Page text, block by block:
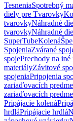
TesneniaSpotrebný
diely pre Tvarovky
tvarovkyNáhradné
tvarovkyNáhradné
SuperTubeKolená
SpojeniaZvárané
spojePrechody na iné
materiályZávitové
spojeniaPripojenia
zariaďovacích
zariaďovacích
Pripájacie kolená
hrdláPripájacie hrdlá